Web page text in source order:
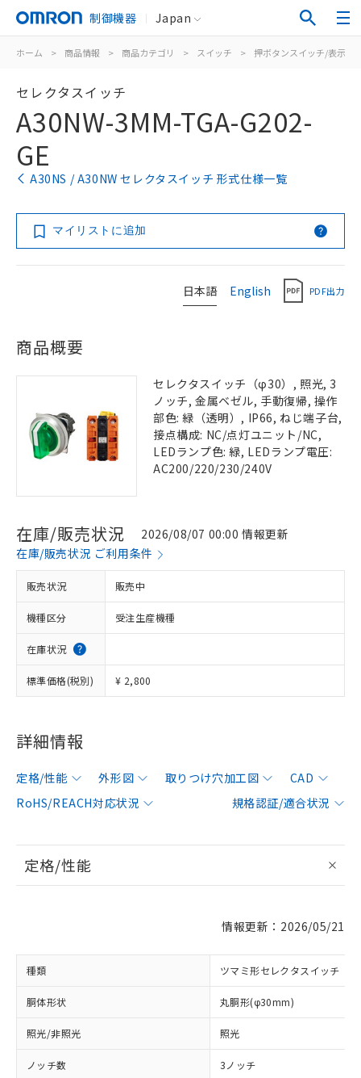
制御機器 Japan
ホーム > 商品情報 > 商品カテゴリ > スイッチ > 押ボタンスイッチ/表示灯
セレクタスイッチ
A30NW-3MM-TGA-G202-
GE
A30NS / A30NW セレクタスイッチ 形式仕様一覧
マイリストに追加
日本語 English PDF出力
商品概要
セレクタスイッチ（φ30）, 照光, 3
ノッチ, 金属ベゼル, 手動復帰, 操作
部色: 緑（透明）, IP66, ねじ端子台,
接点構成: NC/点灯ユニット/NC,
LEDランプ色: 緑, LEDランプ電圧:
AC200/220/230/240V
在庫/販売状況
2026/08/07 00:00 情報更新
在庫/販売状況 ご利用条件
販売状況 販売中
機種区分 受注生産機種
在庫状況
標準価格(税別) ¥ 2,800
詳細情報
定格/性能 外形図 取りつけ穴加工図
CAD
RoHS/REACH対応状況
規格認証/適合状況
定格/性能
情報更新：2026/05/21
種類 ツマミ形セレクタスイッチ
胴体形状 丸胴形(φ30mm)
照光/非照光 照光
ノッチ数 3ノッチ